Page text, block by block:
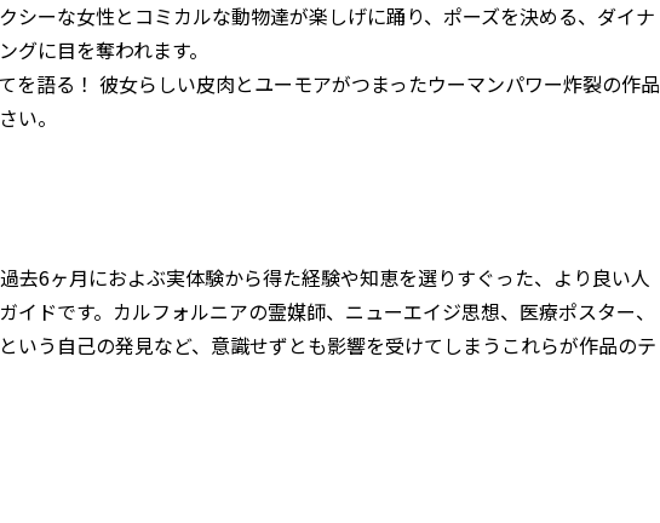
シーな女性とコミカルな動物達が楽しげに踊り、ポーズを決める、ダイナ
グに目を奪われます。
を語る！ 彼女らしい皮肉とユーモアがつまったウーマンパワー炸裂の作品
い。
去6ヶ月におよぶ実体験から得た経験や知恵を選りすぐった、より良い人
イドです。カルフォルニアの霊媒師、ニューエイジ思想、医療ポスター、
いう自己の発見など、意識せずとも影響を受けてしまうこれらが作品のテ